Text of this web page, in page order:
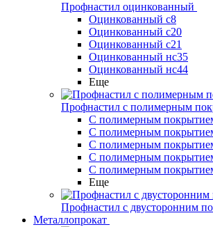
Профнастил оцинкованный
Оцинкованный с8
Оцинкованный с20
Оцинкованный с21
Оцинкованный нс35
Оцинкованный нс44
Еще
Профнастил с полимерным
С полимерным
С полимерным
С полимерным
С полимерным
С полимерным
Еще
Профнастил с двусторонним
Металлопрокат